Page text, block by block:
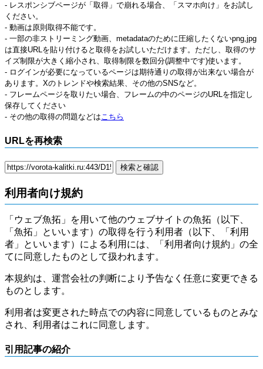
- レスポンシブページが「取得」で崩れる場合、「スマホ向け」をお試し
ください。
- 動画は原則取得不能です。
- 一部の非ストリーミング動画、metadataのために圧縮したくないpng,jpg
は直接URLを貼り付けると取得をお試しいただけます。ただし、取得のサ
イズ制限が大きく縮小され、取得制限を数回分(調整中です)使います。
- ログインが必要になっているページは期待通りの取得が出来ない場合が
あります。Xのトレンドや検索結果、その他のSNSなど。
- フレームページを取りたい場合、フレームの中のページのURLを指定し
保存してください
- その他の取得の問題などはこちら
URLを再検索
利用者向け規約
「ウェブ魚拓」を用いて他のウェブサイトの魚拓（以下、
「魚拓」といいます）の取得を行う利用者（以下、「利用
者」といいます）による利用には、「利用者向け規約」の全
てに同意したものとして扱われます。
本規約は、運営会社の判断により予告なく任意に変更できる
ものとします。
利用者は変更された時点での内容に同意しているものとみな
され、利用者はこれに同意します。
引用記事の紹介